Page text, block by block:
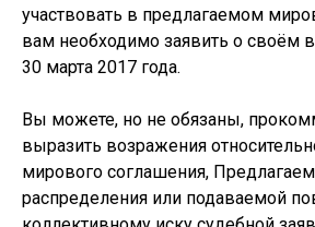
участвовать в предлагаемом
вам необходимо заявить о своём
30 марта 2017 года.
Вы можете, но не обязаны,
выразить возражения
мирового соглашения,
распределения или подаваемой